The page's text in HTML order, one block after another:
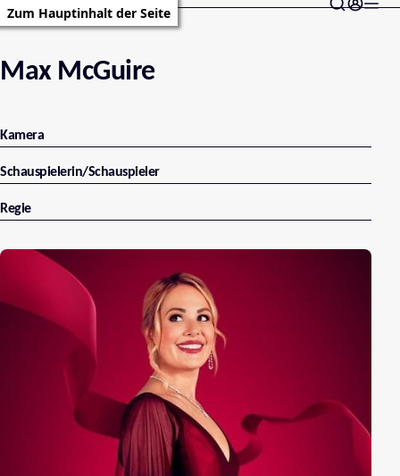
Zum Hauptinhalt der Seite
Max McGuire
Kamera
Schauspielerin/Schauspieler
Regie